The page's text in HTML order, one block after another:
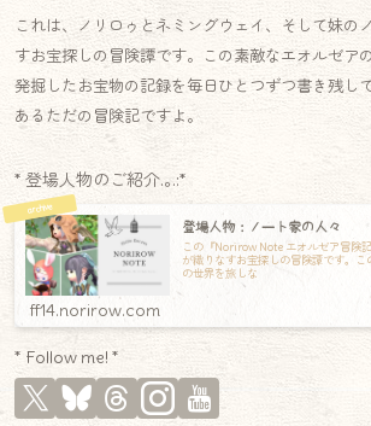
これは、ノリロゥとネミングウェイ、そして妹の
すお宝探しの冒険譚です。この素敵なエオルゼア
発掘したお宝物の記録を毎日ひとつずつ書き残し
あるただの冒険記ですよ。
* 登場人物のご紹介.｡.:*
登場人物：ノート家の人々
この『Norirow Note エオルゼア冒険
が織りなすお宝探しの冒険譚です。
の世界を旅しな
ff14.norirow.com
* Follow me! *